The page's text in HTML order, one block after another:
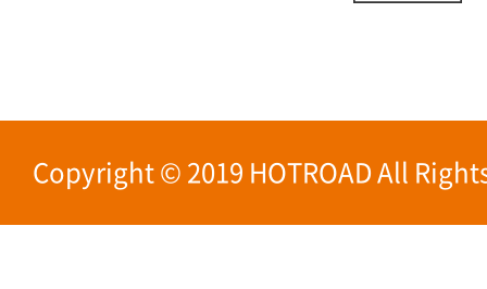
Copyright © 2019 HOTROAD All